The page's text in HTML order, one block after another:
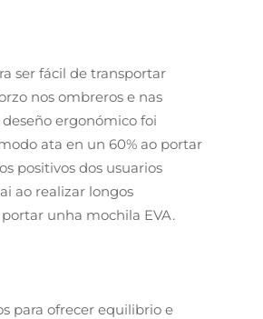
ser fácil de transportar
nos ombreros e nas
ergonómico foi
ata en un 60% ao portar
positivos dos usuarios
ao realizar longos
unha mochila EVA.
para ofrecer equilibrio e